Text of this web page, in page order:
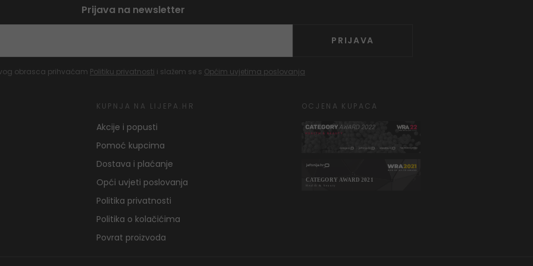
Prijava na newsletter
PRIJAVA
obrasca prihvaćam Politiku privatnosti i slažem se s Općim uvjetima poslovanja
KUPNJA NA LIJEPA.HR
Akcije i popusti
Pomoć kupcima
Dostava i plaćanje
Opći uvjeti poslovanja
Politika privatnosti
Politika o kolačićima
Povrat proizvoda
OCJENA KUPACA